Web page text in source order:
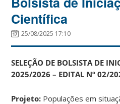
Científica
25/08/2025 17:10
SELEÇÃO DE BOLSISTA DE
2025/2026 – EDITAL Nº 02/
Projeto: Populações em